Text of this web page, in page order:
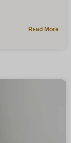
Read More